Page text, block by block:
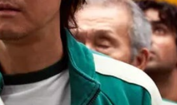
1 month ago